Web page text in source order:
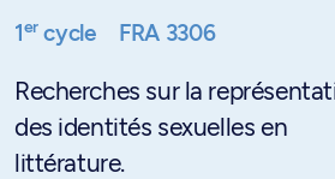
1ercycle FRA 3306
Recherches sur la
des identités sexuelles en
littérature.